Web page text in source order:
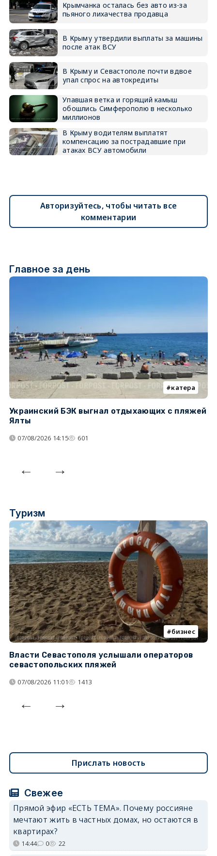
Крымчанка осталась без авто из-за
пьяного лихачества продавца
В Крыму утвердили выплаты за машины
после атак ВСУ
В Крыму и Севастополе почти вдвое
упал спрос на автокредиты
Упавшая ветка и горящий камыш
обошлись Симферополю в несколько
миллионов
В Крыму водителям выплатят
компенсацию за пострадавшие при
атаках ВСУ автомобили
Авторизуйтесь, чтобы читать все
комментарии
Главное за день
катера
Украинский БЭК выгнал отдыхающих с пляжей
Ялты
07/08/2026 14:15 601
Туризм
бизнес
Власти Севастополя услышали операторов
севастопольских пляжей
07/08/2026 11:01 1413
Прислать новость
Свежее
Прямой эфир «ЕСТЬ ТЕМА». Почему россияне
мечтают жить в частных домах, но остаются в
квартирах?
14:44 0 22